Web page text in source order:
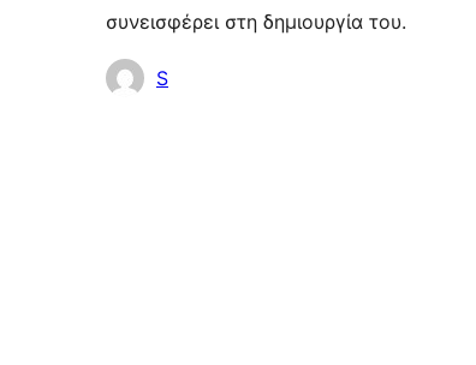
συνεισφέρει στη δημιουργία του.
Συντελεστές
S